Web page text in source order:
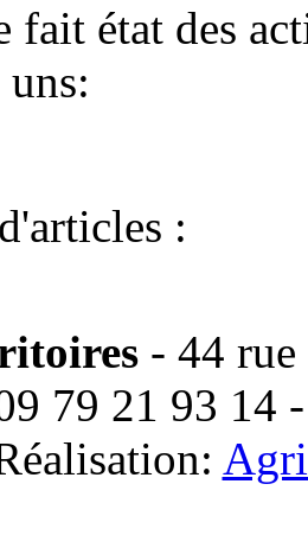
fait état des
:
- 44 rue
79 21 93 14